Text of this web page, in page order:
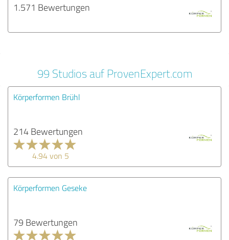
1.571 Bewertungen
99 Studios auf ProvenExpert.com
Körperformen Brühl
214 Bewertungen
4.94 von 5
Körperformen Geseke
79 Bewertungen